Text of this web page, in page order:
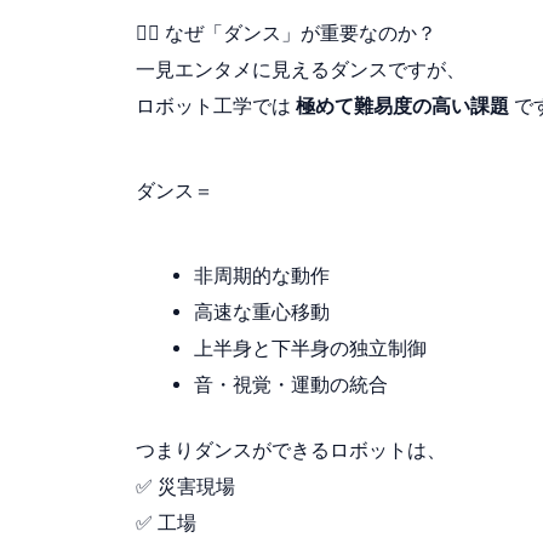
🧍‍♂️ なぜ「ダンス」が重要なのか？
一見エンタメに見えるダンスですが、
ロボット工学では 極めて難易度の高い課題 で
ダンス＝
非周期的な動作
高速な重心移動
上半身と下半身の独立制御
音・視覚・運動の統合
つまりダンスができるロボットは、
✅ 災害現場
✅ 工場